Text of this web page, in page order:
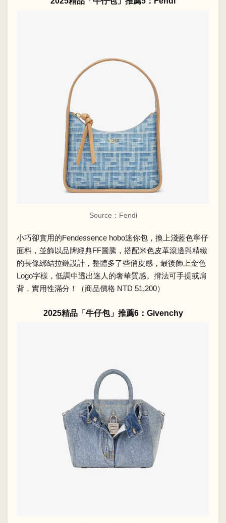
Source：Fendi
小巧卻實用的Fendessence hobo迷你包，換上淺藍色寧仔
面料，並飾以品牌經典FF圖騰，搭配米色皮革滾邊與精緻
的長條綁結拉鏈設計，整體多了些俏皮感，最後飾上金色
Logo字樣，低調中透出迷人的奢華質感。揹法可手提或肩
背，實用性滿分！（商品價格 NTD 51,200）
2025精品「牛仔包」推薦6：Givenchy